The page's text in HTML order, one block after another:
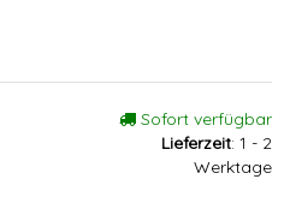
Sofort verfügbar
Lieferzeit: 1 - 2
Werktage